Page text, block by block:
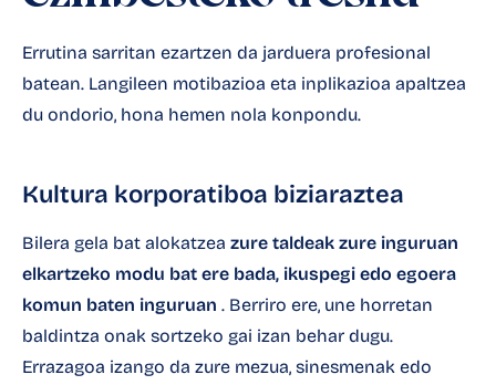
Errutina sarritan ezartzen da jarduera profesional
batean. Langileen motibazioa eta inplikazioa apaltzea
du ondorio, hona hemen nola konpondu.
Kultura korporatiboa biziaraztea
Bilera gela bat alokatzea zure taldeak zure inguruan
elkartzeko modu bat ere bada, ikuspegi edo egoera
komun baten inguruan . Berriro ere, une horretan
baldintza onak sortzeko gai izan behar dugu.
Errazagoa izango da zure mezua, sinesmenak edo